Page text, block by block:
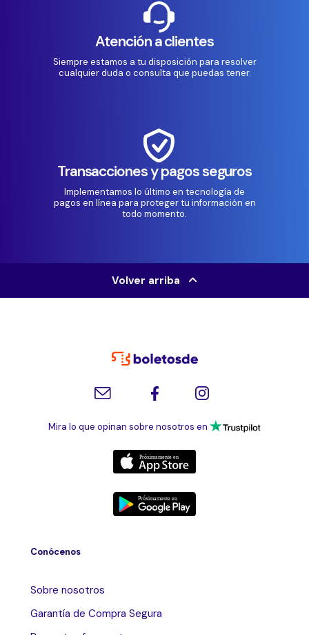
Atención a clientes
Siempre estamos a tu disposición para resolver
cualquier duda o consulta que puedas tener.
Transacciones y pagos seguros
Implementamos lo último en tecnología de
pagos en línea para proteger tu información en
todo momento.
Volver arriba
Mira lo que opinan sobre nosotros en
Conócenos
Sobre nosotros
Garantía de Compra Segura